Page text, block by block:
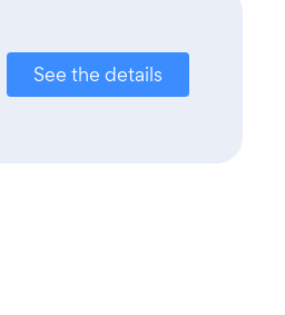
See the details